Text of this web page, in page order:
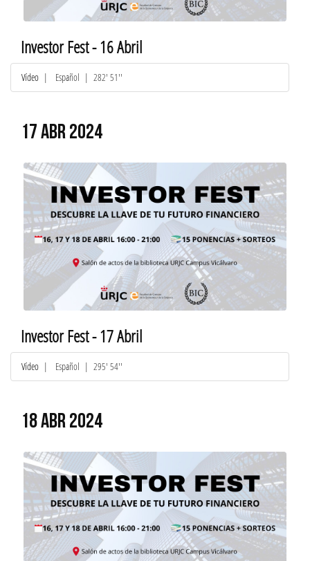
Investor Fest - 16 Abril
Vídeo | Español | 282' 51''
17 ABR 2024
Investor Fest - 17 Abril
Vídeo | Español | 295' 54''
18 ABR 2024